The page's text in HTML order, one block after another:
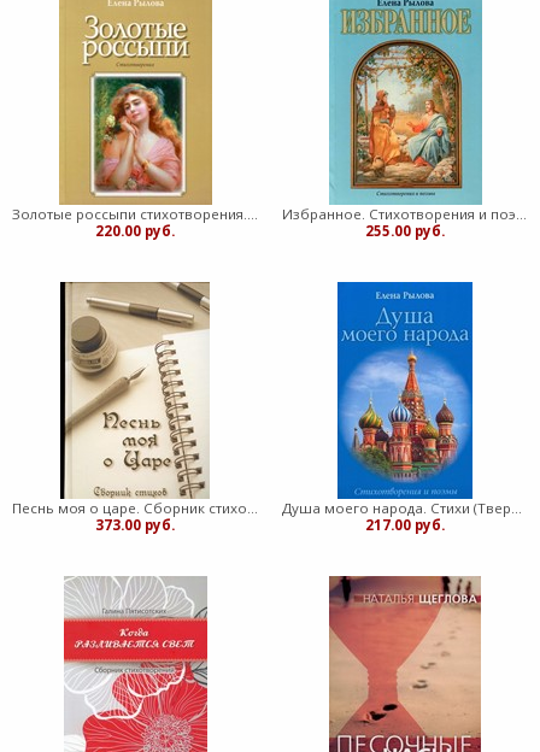
Золотые россыпи стихотворения. Рылова Елена
220.00 руб.
Избранное. Стихотворения и поэмы. Рылова Елена
255.00 руб.
Песнь моя о царе. Сборник стихов (Твердый)
373.00 руб.
Душа моего народа. Стихи (Твердый) [книга18+]
217.00 руб.